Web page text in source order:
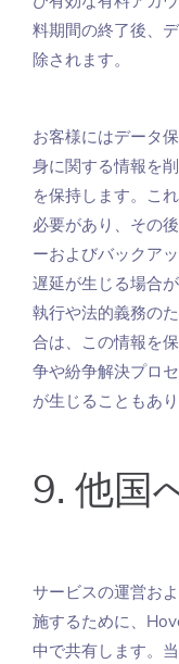
料期間の終了後、
除されます。
お客様にはデータ
身に関する情報を
を保持します。こ
必要があり、その
ーおよびバックア
遅延が生じる場合
執行や法的義務の
合は、この情報を
争や紛争解決プロ
が生じることもあり
9. 他国
サービスの運営お
施するために、
中で共有します。